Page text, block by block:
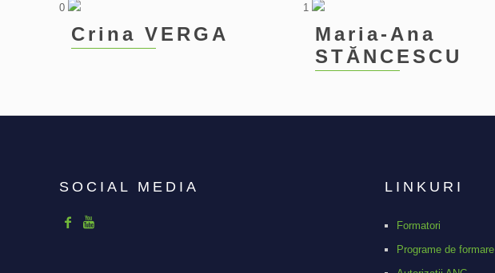
0
Crina VERGA
1
Maria-Ana
STĂNCESCU
SOCIAL MEDIA LINKURI
Formatori
Programe de formare